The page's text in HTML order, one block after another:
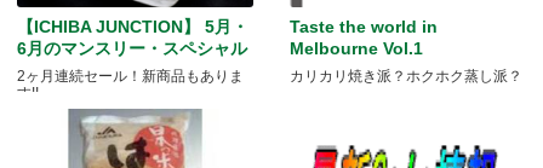
【ICHIBA JUNCTION】 5月・
6月のマンスリー・スペシャル
2ヶ月連続セール！新商品もありま
す!!
Taste the world in
Melbourne Vol.1
カリカリ焼き派？ホクホク蒸し派？